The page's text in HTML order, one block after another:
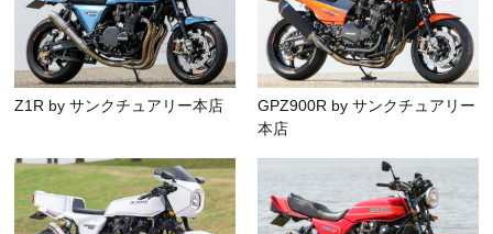
Z1R by サンクチュアリー本店
GPZ900R by サンクチュアリー
本店